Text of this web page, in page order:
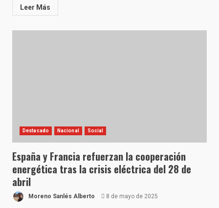
Leer Más
Destacado Nacional Social
España y Francia refuerzan la cooperación
energética tras la crisis eléctrica del 28 de
abril
Moreno Sanlés Alberto 8 de mayo de 2025